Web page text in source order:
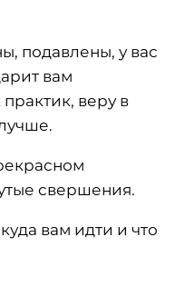
подавлены, у вас
вам
веру в
свершения.
вам идти и что